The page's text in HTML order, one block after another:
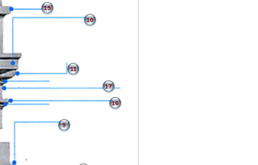
9
10
11
15
16
17